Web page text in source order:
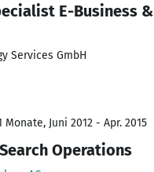
E-Business &
Services GmbH
Monate, Juni 2012 - Apr. 2015
Operations